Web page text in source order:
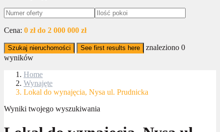
Cena: 0 zł do 2 000 000 zł
Szukaj nieruchomości See first results here znaleziono 0
wyników
Home
Wynajęte
Lokal do wynajęcia, Nysa ul. Prudnicka
Wyniki twojego wyszukiwania